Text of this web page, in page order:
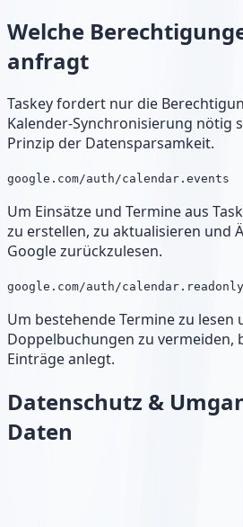
Welche
anfragt
Taskey fordert nur die
Kalender-Synchronisierung nötig
Prinzip der Datensparsamkeit.
google.com/auth/calendar.events
Um Einsätze und Termine aus
zu erstellen, zu aktualisieren und
Google zurückzulesen.
google.com/auth/calendar.readonly
Um bestehende Termine zu lesen
Doppelbuchungen zu vermeiden,
Einträge anlegt.
Datenschutz &
Daten